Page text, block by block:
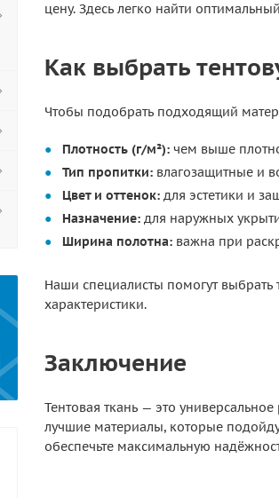
цену. Здесь легко найти
Как выбрать
Чтобы подобрать подходящий
Плотность (г/м²): чем выше
Тип пропитки: влагозащитные и
Цвет и оттенок: для эстетики и
Назначение: для наружных
Ширина полотна: важна при
Наши специалисты помогут выбрать
характеристики.
Заключение
Тентовая ткань — это
лучшие материалы, которые
обеспечьте максимальную